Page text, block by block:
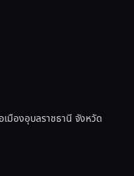
มืองอุบลราชธานี จังหวัด